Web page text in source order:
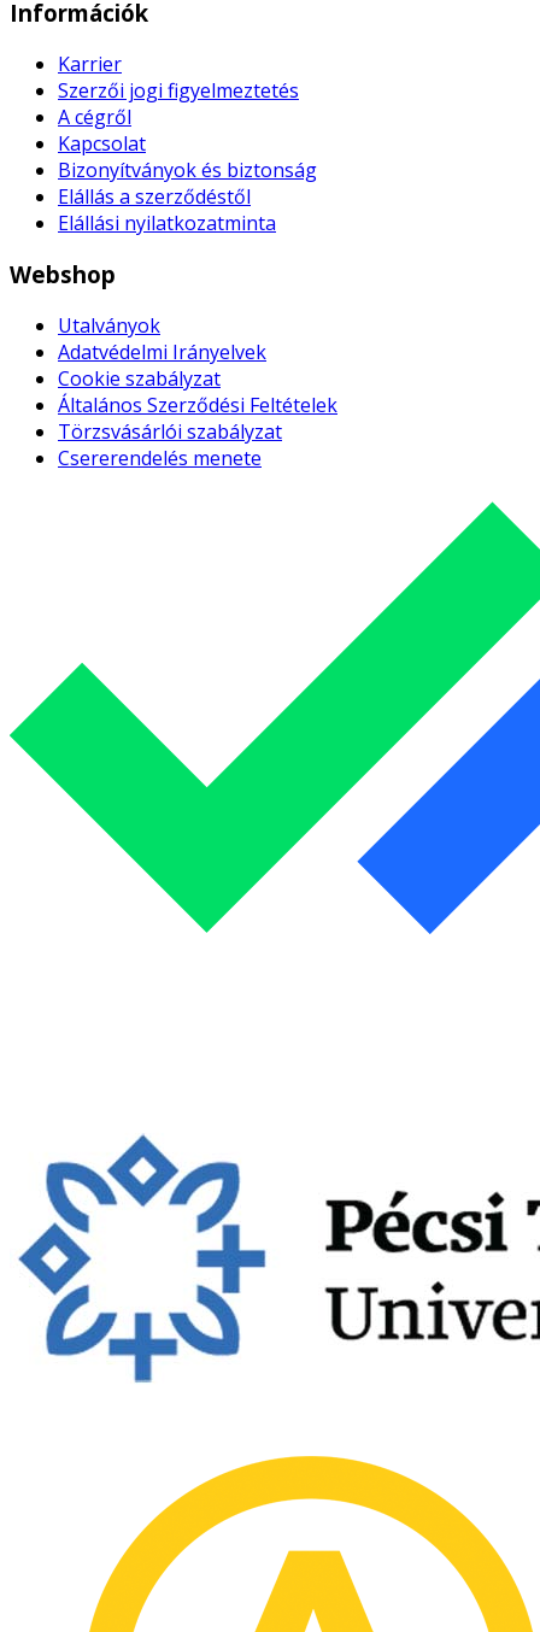
Információk
Karrier
Szerzői jogi figyelmeztetés
A cégről
Kapcsolat
Bizonyítványok és biztonság
Elállás a szerződéstől
Elállási nyilatkozatminta
Webshop
Utalványok
Adatvédelmi Irányelvek
Cookie szabályzat
Általános Szerződési Feltételek
Törzsvásárlói szabályzat
Csererendelés menete